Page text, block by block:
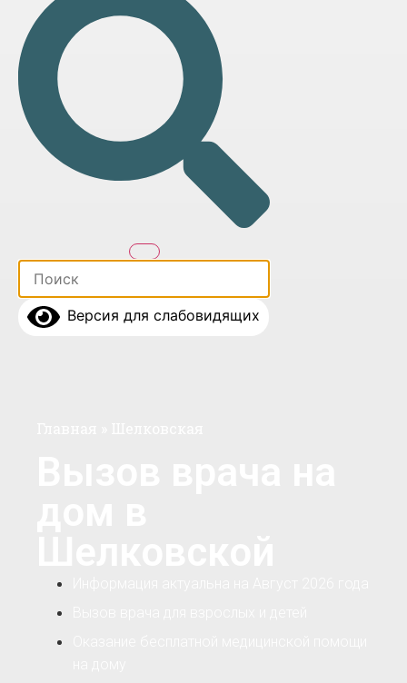
Версия для слабовидящих